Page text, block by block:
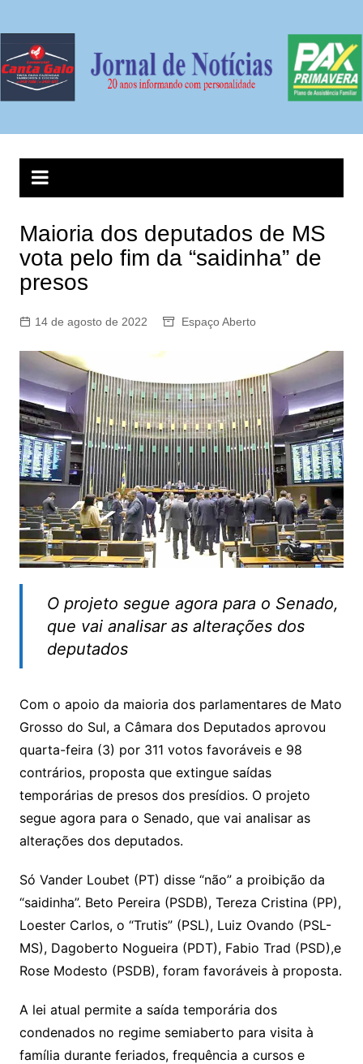
conteúdo
Maioria dos deputados de MS
vota pelo fim da “saidinha” de
presos
14 de agosto de 2022 Espaço Aberto
O projeto segue agora para o Senado,
que vai analisar as alterações dos
deputados
Com o apoio da maioria dos parlamentares de Mato
Grosso do Sul, a Câmara dos Deputados aprovou
quarta-feira (3) por 311 votos favoráveis e 98
contrários, proposta que extingue saídas
temporárias de presos dos presídios. O projeto
segue agora para o Senado, que vai analisar as
alterações dos deputados.
Só Vander Loubet (PT) disse “não” a proibição da
“saidinha”. Beto Pereira (PSDB), Tereza Cristina (PP),
Loester Carlos, o “Trutis” (PSL), Luiz Ovando (PSL-
MS), Dagoberto Nogueira (PDT), Fabio Trad (PSD),e
Rose Modesto (PSDB), foram favoráveis à proposta.
A lei atual permite a saída temporária dos
condenados no regime semiaberto para visita à
família durante feriados, frequência a cursos e